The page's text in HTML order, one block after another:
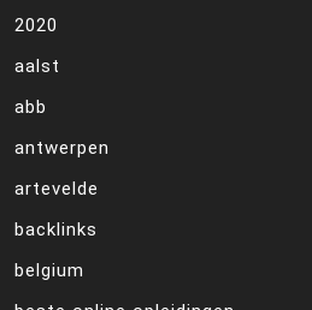
2020
aalst
abb
antwerpen
artevelde
backlinks
belgium